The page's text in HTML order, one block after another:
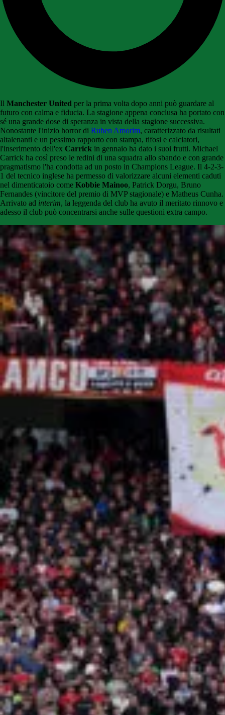
Il Manchester United per la prima volta dopo anni può guardare al
futuro con calma e fiducia. La stagione appena conclusa ha portato con
sé una grande dose di speranza in vista della stagione successiva.
Nonostante l'inizio horror di Ruben Amorim, caratterizzato da risultati
altalenanti e un pessimo rapporto con stampa, tifosi e calciatori,
l'inserimento dell'ex Carrick in gennaio ha dato i suoi frutti. Michael
Carrick ha così preso le redini di una squadra allo sbando e con grande
pragmatismo l'ha condotta ad un posto in Champions League. Il 4-2-3-
1 del tecnico inglese ha permesso di valorizzare alcuni elementi caduti
nel dimenticatoio come Kobbie Mainoo, Patrick Dorgu, Bruno
Fernandes (vincitore del premio di MVP stagionale) e Matheus Cunha.
Arrivato ad interim, la leggenda del club ha avuto il meritato rinnovo e
adesso il club può concentrarsi anche sulle questioni extra campo.